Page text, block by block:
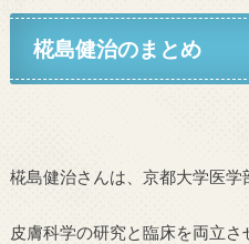
椛島健治のまとめ
椛島健治さんは、京都大学医学
皮膚科学の研究と臨床を両立さ